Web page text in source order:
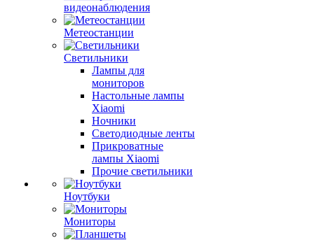
видеонаблюдения
Метеостанции
Светильники
Лампы для
мониторов
Настольные лампы
Xiaomi
Ночники
Светодиодные ленты
Прикроватные
лампы Xiaomi
Прочие светильники
Ноутбуки
Мониторы